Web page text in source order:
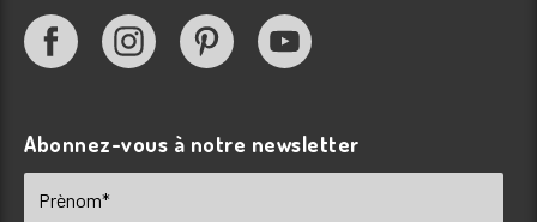
Abonnez-vous à notre newsletter